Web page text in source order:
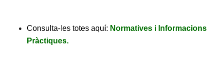
Consulta-les totes aquí: Normatives i Informacions
Pràctiques.